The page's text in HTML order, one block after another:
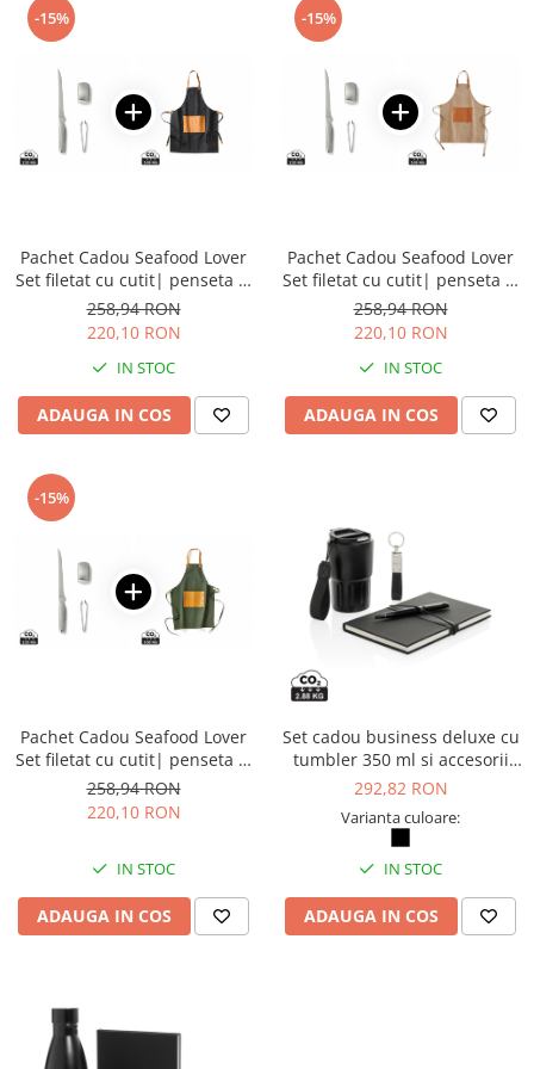
Table magnetice (whiteboard-uri)
Electronice si accesorii tech
Gadgeturi mobile
Securitate digitala
Adaptoare de calatorie
Incarcatoare wireless
Incarcatoare cu fir si auto
Ceasuri smart - Smartwatch
Baterii externe - Powerbanks
Accesorii localizare (FindMy)
Standuri PC si suporturi
ergonomice
Suporturi si huse telefoane &
tablete
Periferice PC si accesorii
Ergnonomice
Casti
Tehnica si mobilier pentru birou
Laminatoare
Accesorii mobilier
Ghilotine și Trimmere
Calculatoare de birou
Cosuri de gunoi pentru birou
Scaune, birouri si produse
-15%
Pachet Cadou Seafood Lover
Set filetat cu cutit| penseta si
sapun metalic + Sort negru
258,94 RON
220,10 RON
IN STOC
ADAUGA IN COS
-15%
Pachet Cadou Seafood Lover
Set filetat cu cutit| penseta si
sapun metalic + Sort maro
258,94 RON
220,10 RON
IN STOC
ADAUGA IN COS
-15%
Pachet Cadou Seafood Lover
Set filetat cu cutit| penseta si
sapun metalic + Sort verde
258,94 RON
220,10 RON
IN STOC
ADAUGA IN COS
Set cadou business deluxe cu
tumbler 350 ml si accesorii
RCS
292,82 RON
Varianta culoare:
IN STOC
ADAUGA IN COS